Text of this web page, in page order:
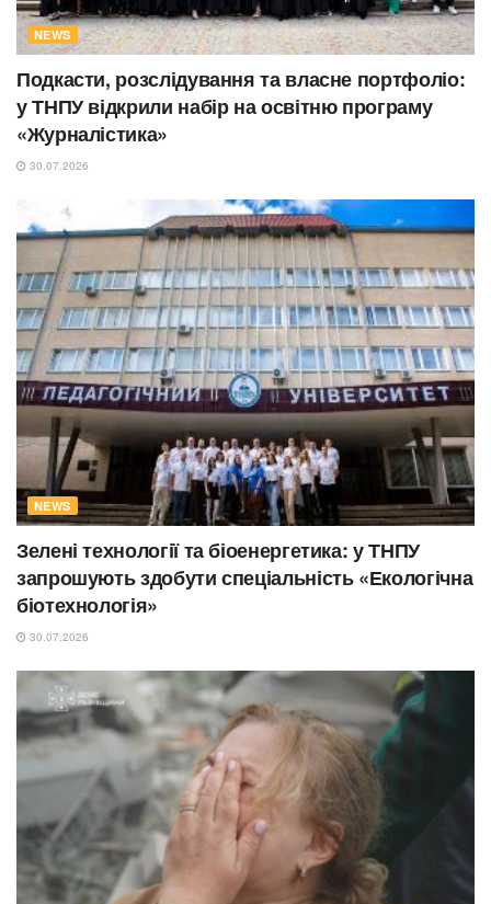
NEWS
Подкасти, розслідування та власне портфоліо:
у ТНПУ відкрили набір на освітню програму
«Журналістика»
30.07.2026
NEWS
Зелені технології та біоенергетика: у ТНПУ
запрошують здобути спеціальність «Екологічна
біотехнологія»
30.07.2026